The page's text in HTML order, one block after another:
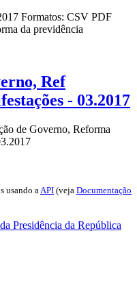
Formatos: CSV PDF
da previdência
Ref
- 03.2017
de Governo, Reforma
usando a API (veja Documentação
Presidência da República